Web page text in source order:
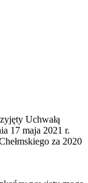
powiatu mogą
głos w debacie
Rady